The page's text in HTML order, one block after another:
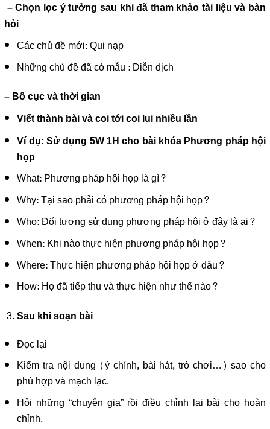
– Chọn lọc ý tưởng sau khi đã tham khảo tài liệu và bàn
hỏi
Các chủ đề mới: Qui nạp
Những chủ đề đã có mẫu : Diễn dịch
– Bố cục và thời gian
Viết thành bài và coi tới coi lui nhiều lần
Ví dụ: Sử dụng 5W 1H cho bài khóa Phương pháp hội
họp
What: Phương pháp hội họp là gì?
Why: Tại sao phải có phương pháp hội họp?
Who: Đối tượng sử dụng phương pháp hội ở đây là ai?
When: Khi nào thực hiện phương pháp hội họp?
Where: Thực hiện phương pháp hội họp ở đâu?
How: Họ đã tiếp thu và thực hiện như thế nào?
Sau khi soạn bài
Đọc lại
Kiểm tra nội dung (ý chính, bài hát, trò chơi…) sao cho
phù hợp và mạch lạc.
Hỏi những “chuyên gia” rồi điều chỉnh lại bài cho hoàn
chỉnh.